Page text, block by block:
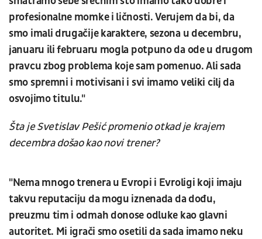
profesionalne momke i ličnosti. Verujem da bi, da
smo imali drugačije karaktere, sezona u decembru,
januaru ili februaru mogla potpuno da ode u drugom
pravcu zbog problema koje sam pomenuo. Ali sada
smo spremni i motivisani i svi imamo veliki cilj da
osvojimo titulu."
Šta je Svetislav Pešić promenio otkad je krajem
decembra došao kao novi trener?
"Nema mnogo trenera u Evropi i Evroligi koji imaju
takvu reputaciju da mogu iznenada da dođu,
preuzmu tim i odmah donose odluke kao glavni
autoritet. Mi igrači smo osetili da sada imamo neku